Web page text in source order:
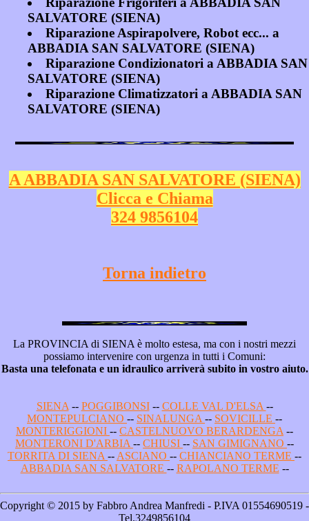
SALVATORE (SIENA)
Riparazione Aspirapolvere, Robot ecc... a
ABBADIA SAN SALVATORE (SIENA)
Riparazione Condizionatori a ABBADIA SAN
SALVATORE (SIENA)
Riparazione Climatizzatori a ABBADIA SAN
SALVATORE (SIENA)
A ABBADIA SAN SALVATORE (SIENA)
Clicca e Chiama
324 9856104
Torna indietro
La PROVINCIA di SIENA è molto estesa, ma con i nostri mezzi
possiamo intervenire con urgenza in tutti i Comuni:
Basta una telefonata e un idraulico arriverà subito in vostro aiuto.
SIENA -- POGGIBONSI-- COLLE VAL D'ELSA --
MONTEPULCIANO -- SINALUNGA -- SOVICILLE --
MONTERIGGIONI -- CASTELNUOVO BERARDENGA --
MONTERONI D'ARBIA -- CHIUSI -- SAN GIMIGNANO --
TORRITA DI SIENA -- ASCIANO -- CHIANCIANO TERME --
ABBADIA SAN SALVATORE -- RAPOLANO TERME --
Copyright © 2015 by Fabbro Andrea Manfredi - P.IVA 01554690519 -
Tel.3249856104